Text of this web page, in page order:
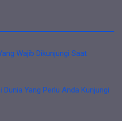
Wajib Dikunjungi Saat
Yang Perlu Anda Kunjungi